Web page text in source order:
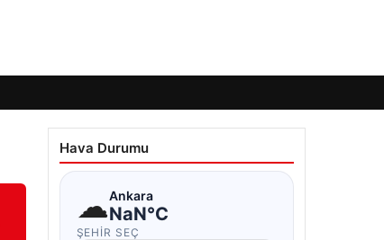
Hava Durumu
☁Ankara
NaN°C
ŞEHIR SEÇ